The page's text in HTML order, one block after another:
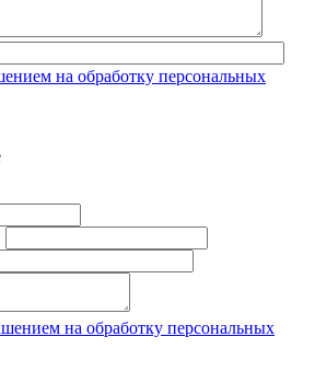
на обработку персональных
на обработку персональных